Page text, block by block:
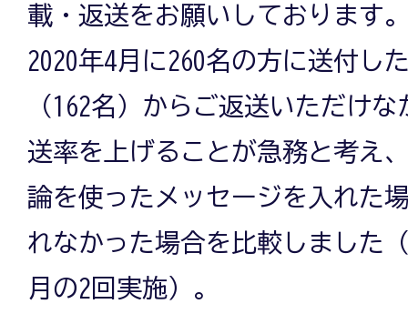
載・返送をお願いしております
2020年4月に260名の方に送付し
（162名）からご返送いただけ
送率を上げることが急務と考え
論を使ったメッセージを入れた
れなかった場合を比較しました
月の2回実施）。